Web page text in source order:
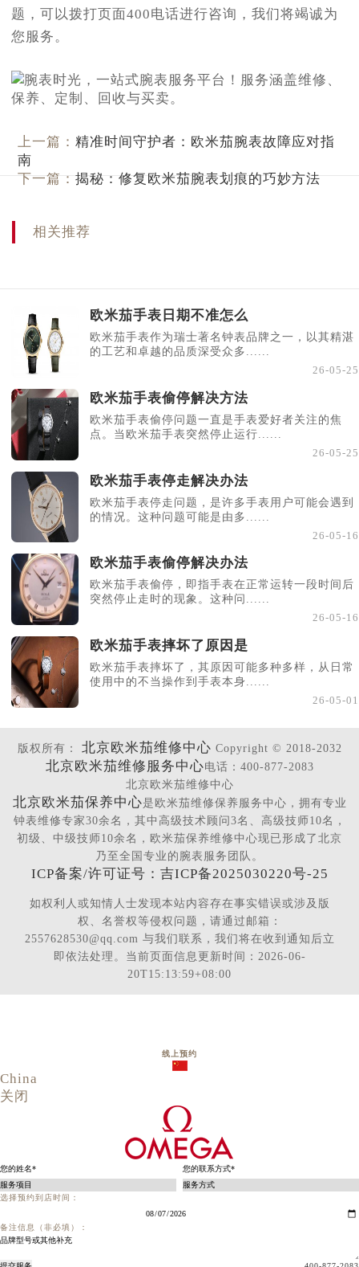
题，可以拨打页面400电话进行咨询，我们将竭诚为
您服务。
上一篇：精准时间守护者：欧米茄腕表故障应对指
南
下一篇：揭秘：修复欧米茄腕表划痕的巧妙方法
相关推荐
欧米茄手表日期不准怎么
欧米茄手表作为瑞士著名钟表品牌之一，以其精湛
的工艺和卓越的品质深受众多......
26-05-25
欧米茄手表偷停解决方法
欧米茄手表偷停问题一直是手表爱好者关注的焦
点。当欧米茄手表突然停止运行......
26-05-25
欧米茄手表停走解决办法
欧米茄手表停走问题，是许多手表用户可能会遇到
的情况。这种问题可能是由多......
26-05-16
欧米茄手表偷停解决办法
欧米茄手表偷停，即指手表在正常运转一段时间后
突然停止走时的现象。这种问......
26-05-16
欧米茄手表摔坏了原因是
欧米茄手表摔坏了，其原因可能多种多样，从日常
使用中的不当操作到手表本身......
26-05-01
版权所有： 北京欧米茄维修中心 Copyright © 2018-2032
北京欧米茄维修服务中心电话：400-877-2083
北京欧米茄维修中心
北京欧米茄保养中心是欧米茄维修保养服务中心，拥有专业
钟表维修专家30余名，其中高级技术顾问3名、高级技师10名，
初级、中级技师10余名，欧米茄保养维修中心现已形成了北京
乃至全国专业的腕表服务团队。
ICP备案/许可证号：吉ICP备2025030220号-25
如权利人或知情人士发现本站内容存在事实错误或涉及版
权、名誉权等侵权问题，请通过邮箱：
2557628530@qq.com 与我们联系，我们将在收到通知后立
即依法处理。当前页面信息更新时间：2026-06-
20T15:13:59+08:00
线上预约
China
关闭
选择预约到店时间：
备注信息（非必填）：